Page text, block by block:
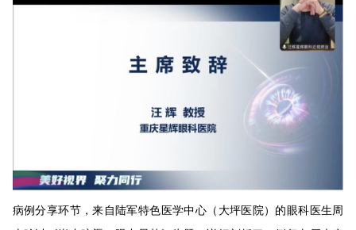
病例分享环节，来自陆军特色医学中心（大坪医院）的眼科医生周